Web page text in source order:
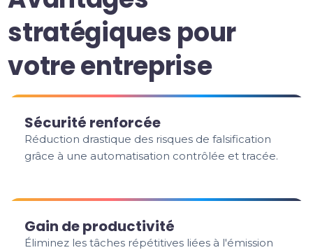
stratégiques pour
votre entreprise
Sécurité renforcée
Réduction drastique des risques de falsification
grâce à une automatisation contrôlée et tracée.
Gain de productivité
Éliminez les tâches répétitives liées à l'émission